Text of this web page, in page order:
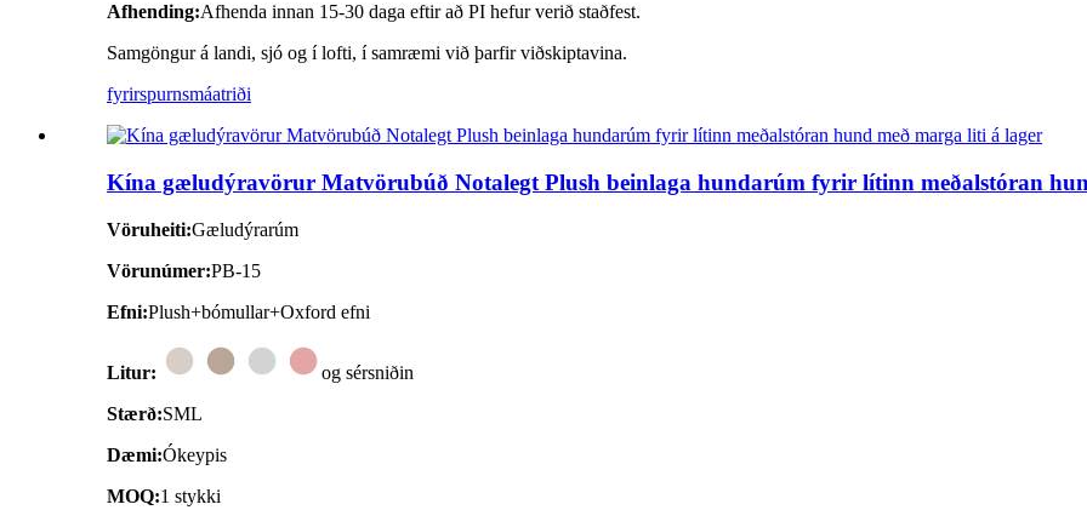
Afhending:Afhenda innan 15-30 daga eftir að PI hefur verið staðfest.
Samgöngur á landi, sjó og í lofti, í samræmi við þarfir viðskiptavina.
fyrirspurnsmáatriði
Kína gæludýravörur Matvörubúð Notalegt Plush beinlaga hundarúm fyrir lítinn meðalstóran
Vöruheiti:Gæludýrarúm
Vörunúmer:PB-15
Efni:Plush+bómullar+Oxford efni
Litur:
og sérsniðin
Stærð:SML
Dæmi:Ókeypis
MOQ:1 stykki